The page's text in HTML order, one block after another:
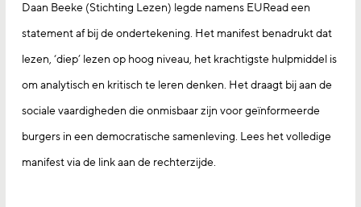
Daan Beeke (Stichting Lezen) legde namens EURead een
statement af bij de ondertekening. Het manifest benadrukt dat
lezen, ‘diep’ lezen op hoog niveau, het krachtigste hulpmiddel is
om analytisch en kritisch te leren denken. Het draagt bij aan de
sociale vaardigheden die onmisbaar zijn voor geïnformeerde
burgers in een democratische samenleving. Lees het volledige
manifest via de link aan de rechterzijde.